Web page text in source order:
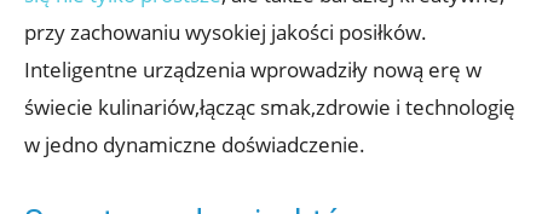
przy zachowaniu wysokiej jakości posiłków.
Inteligentne urządzenia wprowadziły nową erę w
świecie kulinariów,łącząc smak,zdrowie i technologię
w jedno dynamiczne doświadczenie.